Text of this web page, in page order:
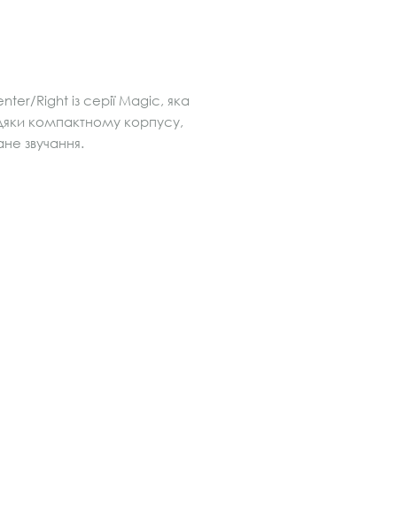
Right із серії Magic, яка
компактному корпусу,
звучання.